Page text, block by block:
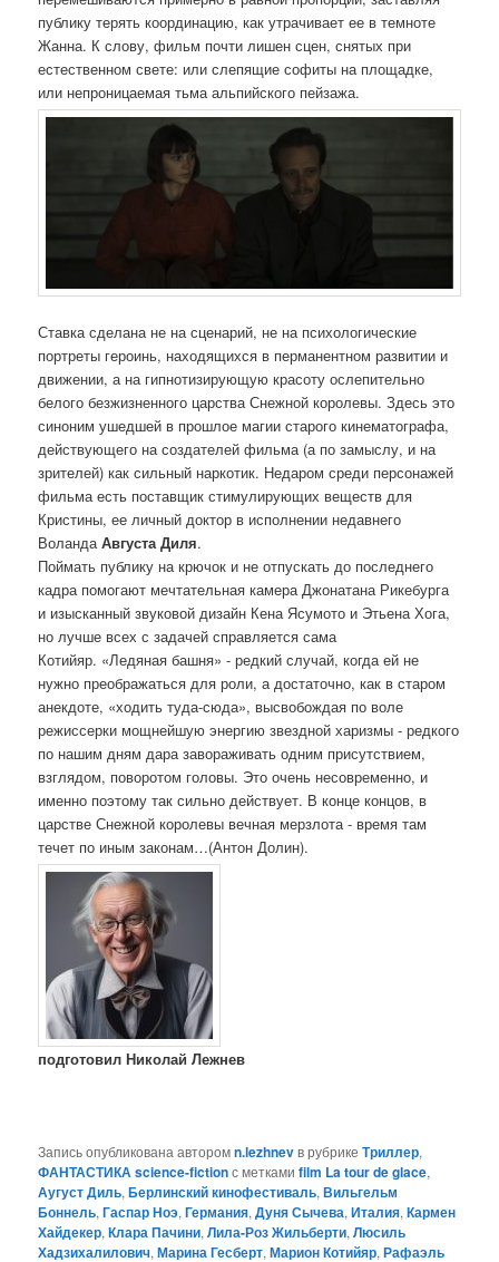
публику терять координацию, как утрачивает ее в темноте
Жанна. К слову, фильм почти лишен сцен, снятых при
естественном свете: или слепящие софиты на площадке,
или непроницаемая тьма альпийского пейзажа.
Ставка сделана не на сценарий, не на психологические
портреты героинь, находящихся в перманентном развитии и
движении, а на гипнотизирующую красоту ослепительно
белого безжизненного царства Снежной королевы. Здесь это
синоним ушедшей в прошлое магии старого кинематографа,
действующего на создателей фильма (а по замыслу, и на
зрителей) как сильный наркотик. Недаром среди персонажей
фильма есть поставщик стимулирующих веществ для
Кристины, ее личный доктор в исполнении недавнего
ВоландаАвгуста Диля.
Поймать публику на крючок и не отпускать до последнего
кадра помогают мечтательная камера Джонатана Рикебурга
и изысканный звуковой дизайн Кена Ясумото и Этьена Хога,
но лучше всех с задачей справляется сама
Котийяр. «Ледяная башня» - редкий случай, когда ей не
нужно преображаться для роли, а достаточно, как в старом
анекдоте, «ходить туда-сюда», высвобождая по воле
режиссерки мощнейшую энергию звездной харизмы - редкого
по нашим дням дара завораживать одним присутствием,
взглядом, поворотом головы. Это очень несовременно, и
именно поэтому так сильно действует. В конце концов, в
царстве Снежной королевы вечная мерзлота - время там
течет по иным законам…(Антон Долин).
подготовил Николай Лежнев
Запись опубликована авторомn.lezhnevв рубрикеТриллер,
ФАНТАСТИКА science-fictionс меткамиfilm La tour de glace,
Аугуст Диль,Берлинский кинофестиваль,Вильгельм
Боннель,Гаспар Ноэ,Германия,Дуня Сычева,Италия,Кармен
Хайдекер,Клара Пачини,Лила-Роз Жильберти,Люсиль
Хадзихалилович,Марина Гесберт,Марион Котийяр,Рафаэль